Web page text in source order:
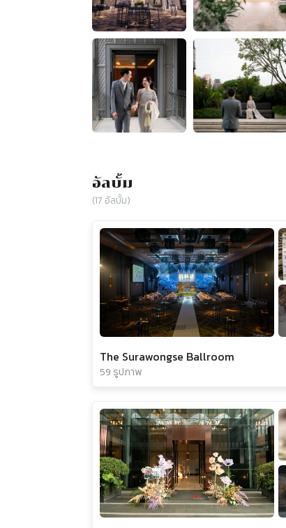
อัลบั้ม
(17 อัลบั้ม)
The Surawongse Ballroom
59 รูปภาพ